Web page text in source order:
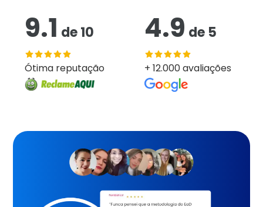
9.1 de10
Ótima reputação
4.9 de 5
+ 12.000 avaliações